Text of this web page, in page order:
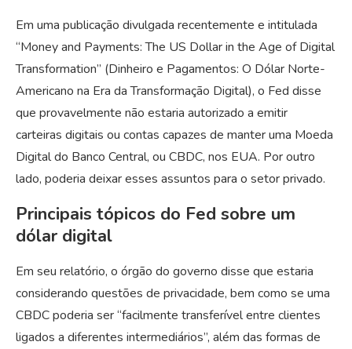
Em uma publicação divulgada recentemente e intitulada
“Money and Payments: The US Dollar in the Age of Digital
Transformation” (Dinheiro e Pagamentos: O Dólar Norte-
Americano na Era da Transformação Digital), o Fed disse
que provavelmente não estaria autorizado a emitir
carteiras digitais ou contas capazes de manter uma Moeda
Digital do Banco Central, ou CBDC, nos EUA. Por outro
lado, poderia deixar esses assuntos para o setor privado.
Principais tópicos do Fed sobre um
dólar digital
Em seu relatório, o órgão do governo disse que estaria
considerando questões de privacidade, bem como se uma
CBDC poderia ser “facilmente transferível entre clientes
ligados a diferentes intermediários”, além das formas de